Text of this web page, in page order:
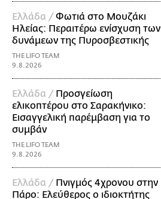
Ελλάδα /Φωτιά στο Μουζάκι
Ηλείας: Περαιτέρω ενίσχυση των
δυνάμεων της Πυροσβεστικής
THE LIFO TEAM
9.8.2026
Ελλάδα / Προσγείωση
ελικοπτέρου στο Σαρακήνικο:
Εισαγγελική παρέμβαση για το
συμβάν
THE LIFO TEAM
9.8.2026
Ελλάδα / Πνιγμός 4χρονου στην
Πάρο: Ελεύθερος ο ιδιοκτήτης